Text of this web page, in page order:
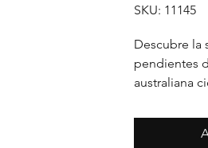
SKU: 11145
Descubre la
pendientes
australiana
clásico, son
elegancia